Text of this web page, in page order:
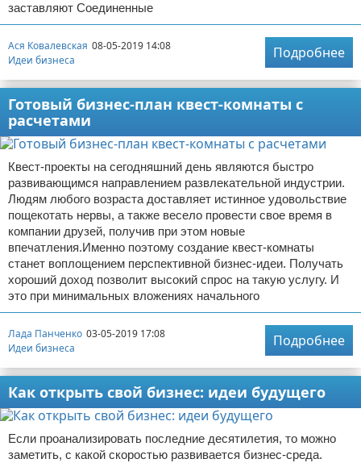
заставляют Соединенные
Ася Ковалевская 08-05-2019 14:08
Идеи бизнеса
Подробнее
Готовый бизнес-план квест-комнаты с
расчетами
Квест-проекты на сегодняшний день являются быстро
развивающимся направлением развлекательной индустрии.
Людям любого возраста доставляет истинное удовольствие
пощекотать нервы, а также весело провести свое время в
компании друзей, получив при этом новые
впечатления.Именно поэтому создание квест-комнаты
станет воплощением перспективной бизнес-идеи. Получать
хороший доход позволит высокий спрос на такую услугу. И
это при минимальных вложениях начального
Лада Панченко 03-05-2019 17:08
Идеи бизнеса
Подробнее
Как открыть свой бизнес: идеи будущего
Если проанализировать последние десятилетия, то можно
заметить, с какой скоростью развивается бизнес-среда.